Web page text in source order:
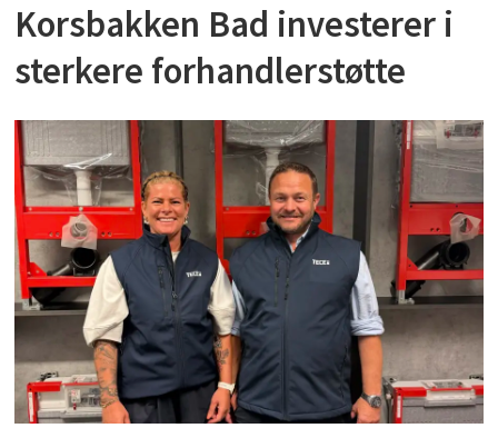
Korsbakken Bad investerer i
sterkere forhandlerstøtte